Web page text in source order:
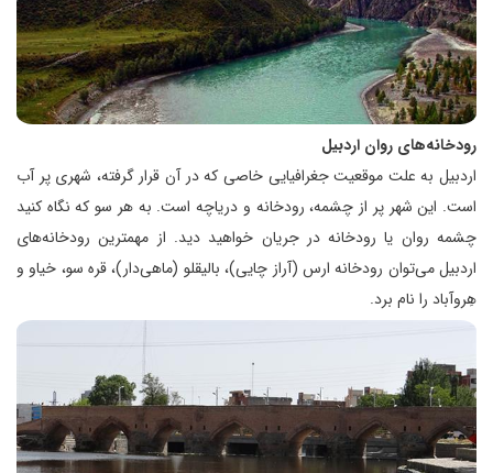
رودخانه‌های روان اردبیل
اردبیل به علت موقعیت جغرافیایی خاصی که در آن قرار گرفته، شهری پر آب
است. این شهر پر از چشمه، رودخانه و دریاچه است. به هر سو که نگاه کنید
چشمه روان یا رودخانه در جریان خواهید دید. از مهمترین رودخانه‌های
اردبیل می‌توان رودخانه ارس (آراز چایی)، بالیقلو (ماهی‌دار)، قره سو، خیاو و
هِروآباد را نام برد.